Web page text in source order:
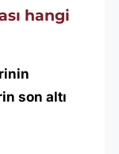
hangi
son altı